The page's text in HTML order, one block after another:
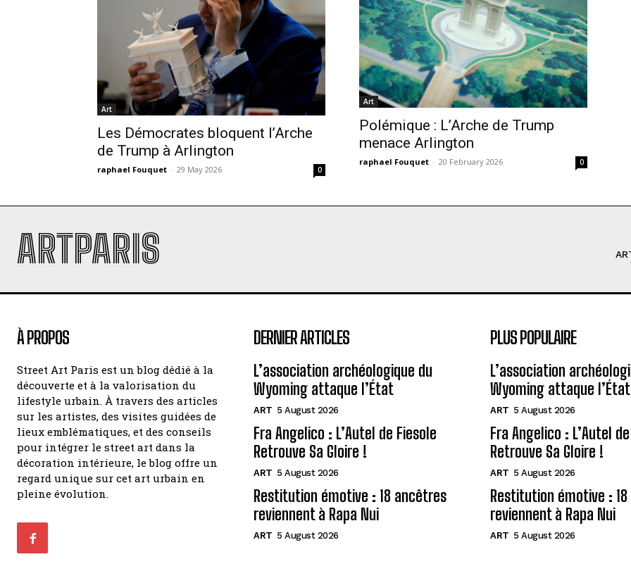
Art
Les Démocrates bloquent l’Arche
de Trump à Arlington
raphael Fouquet - 29 May 2026 0
Art
Polémique : L’Arche de Trump
menace Arlington
raphael Fouquet - 20 February 2026 0
ARTPARIS
À PROPOS
Street Art Paris est un blog dédié à la
découverte et à la valorisation du
lifestyle urbain. À travers des articles
sur les artistes, des visites guidées de
lieux emblématiques, et des conseils
pour intégrer le street art dans la
décoration intérieure, le blog offre un
regard unique sur cet art urbain en
pleine évolution.
DERNIER ARTICLES
L’association archéologique du
Wyoming attaque l’État
ART 5 August 2026
Fra Angelico : L’Autel de Fiesole
Retrouve Sa Gloire !
ART 5 August 2026
Restitution émotive : 18 ancêtres
reviennent à Rapa Nui
ART 5 August 2026
PLUS POPULAIRE
L’association
Wyoming attaque l’État
ART 5 August 2026
Fra Angelico : L’Autel
Retrouve Sa Gloire !
ART 5 August 2026
Restitution émotive :
reviennent à Rapa Nui
ART 5 August 2026